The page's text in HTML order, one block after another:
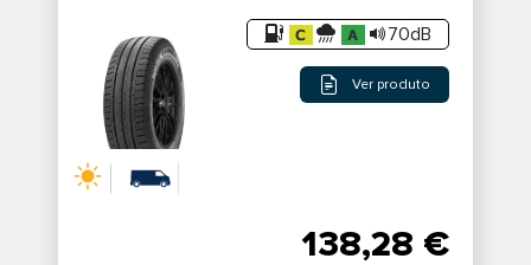
70dB
Ver produto
138,28 €